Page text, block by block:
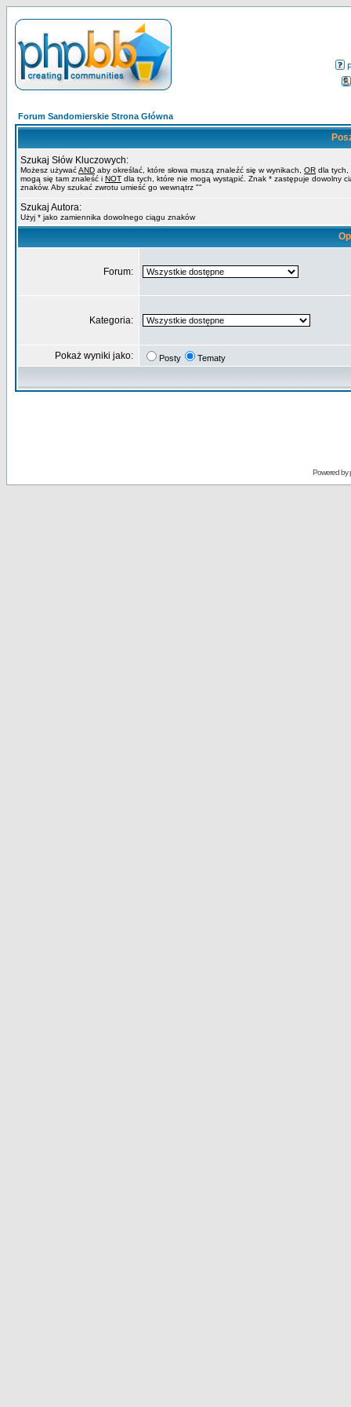
Forum Sandomierskie Strona Główna
Szukaj Słów Kluczowych:
Możesz używaćAND aby określać, które słowa muszą znaleźć się w wynikach, OR dla tych,
mogą się tam znaleść i NOT dla tych, które nie mogą wystąpić. Znak * zastępuje dowolny
znaków. Aby szukać zwrotu umieść go wewnątrz ""
Szukaj Autora:
Użyj * jako zamiennika dowolnego ciągu znaków
Forum:
Kategoria:
Pokaż wyniki jako: Posty Tematy
Powered by